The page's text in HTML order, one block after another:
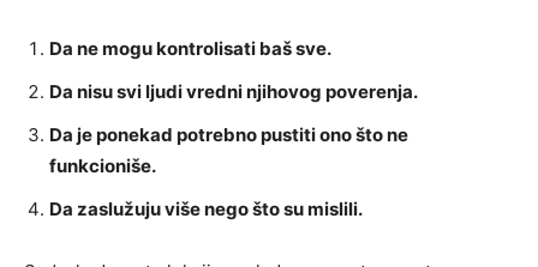
Da ne mogu kontrolisati baš sve.
Da nisu svi ljudi vredni njihovog poverenja.
Da je ponekad potrebno pustiti ono što ne
funkcioniše.
Da zaslužuju više nego što su mislili.